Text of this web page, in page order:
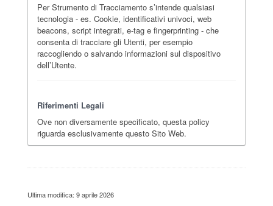
Per Strumento di Tracciamento s’intende qualsiasi
tecnologia - es. Cookie, identificativi univoci, web
beacons, script integrati, e-tag e fingerprinting - che
consenta di tracciare gli Utenti, per esempio
raccogliendo o salvando informazioni sul dispositivo
dell’Utente.
Riferimenti Legali
Ove non diversamente specificato, questa policy
riguarda esclusivamente questo Sito Web.
Ultima modifica: 9 aprile 2026